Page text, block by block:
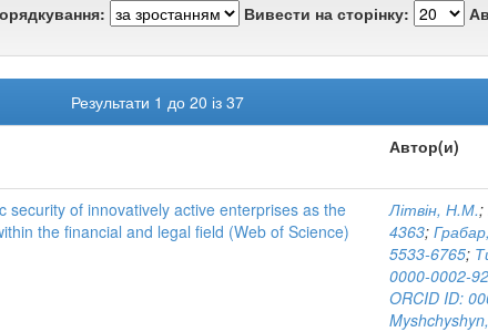
Вивести на сторінку:
Результати 1 до 20 із 37
Автор(и)
security of innovatively active enterprises as the
the financial and legal field (Web of Science)
Літвін, Н.М.;
4363;
5533-6765;
0000-0002-
ORCID ID: